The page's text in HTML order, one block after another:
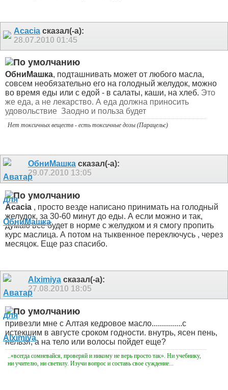
Acacia сказал(-а):
28.07.2010 01:45
ОбниМашка, подташнивать может от любого масла,
совсем необязательно его на голодный желудок, можно
во время еды или с едой - в салаты, каши, на хлеб. Это
же еда, а не лекарство. А еда должна приносить
удовольствие Заодно и польза будет
Нет токсичных веществ - есть токсичные дозы (Парацельс)
ОбниМашка сказал(-а):
29.07.2010 13:05
Acacia , просто везде написано принимать на голодный
желудок, за 30-60 минут до еды. А если можно и так,
думаю всё будет в норме с желудком и я смогу пропить
курс маслица. А потом на тыквенное переключусь , через
месяцок. Еще раз спасибо.
Alximiya сказал(-а):
27.08.2010 18:05
привезли мне с Алтая кедровое масло...............с
истекшим в августе сроком годности. внутрь, ясен пень,
нельзя, а на тело или волосы пойдет еще?
..«всегда сомневайся, проверяй и никому не верь просто так». Ни учебнику,
ни учителю, ни светилу. Изучи вопрос и составь свое суждение...